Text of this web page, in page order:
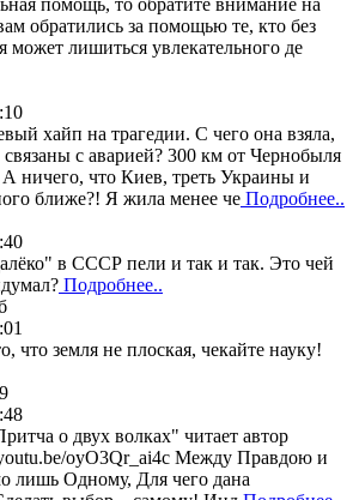
помощь, то обратите внимание на
обратились за помощью те, кто без
может лишиться увлекательного де
хайп на трагедии. С чего она взяла,
связаны с аварией? 300 км от Чернобыля
ничего, что Киев, треть Украины и
ближе?! Я жила менее че Подробнее..
в СССР пели и так и так. Это чей
Подробнее..
что земля не плоская, чекайте науку!
о двух волках" читает автор
oyO3Qr_ai4c Между Правдою и
лишь Одному, Для чего дана